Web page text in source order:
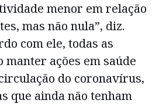
menor em relação
mas não nula”, diz.
com ele, todas as
manter ações em saúde
do coronavírus,
que ainda não tenham